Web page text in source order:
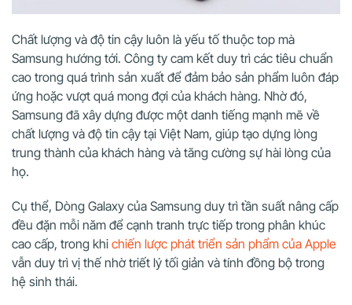
Chất lượng và độ tin cậy luôn là yếu tố thuộc top mà
Samsung hướng tới. Công ty cam kết duy trì các tiêu chuẩn
cao trong quá trình sản xuất để đảm bảo sản phẩm luôn đáp
ứng hoặc vượt quá mong đợi của khách hàng. Nhờ đó,
Samsung đã xây dựng được một danh tiếng mạnh mẽ về
chất lượng và độ tin cậy tại Việt Nam, giúp tạo dựng lòng
trung thành của khách hàng và tăng cường sự hài lòng của
họ.
Cụ thể, Dòng Galaxy của Samsung duy trì tần suất nâng cấp
đều đặn mỗi năm để cạnh tranh trực tiếp trong phân khúc
cao cấp, trong khi chiến lược phát triển sản phẩm của Apple
vẫn duy trì vị thế nhờ triết lý tối giản và tính đồng bộ trong
hệ sinh thái.